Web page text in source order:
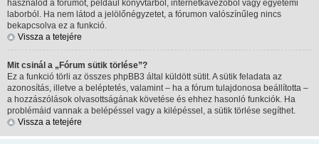
használod a fórumot, például könyvtárból, internetkávézóból vagy egyetemi
laborból. Ha nem látod a jelölőnégyzetet, a fórumon valószínűleg nincs
bekapcsolva ez a funkció.
Vissza a tetejére
Mit csinál a „Fórum sütik törlése”?
Ez a funkció törli az összes phpBB3 által küldött sütit. A sütik feladata az
azonosítás, illetve a beléptetés, valamint – ha a fórum tulajdonosa beállította –
a hozzászólások olvasottságának követése és ehhez hasonló funkciók. Ha
problémáid vannak a belépéssel vagy a kilépéssel, a sütik törlése segíthet.
Vissza a tetejére